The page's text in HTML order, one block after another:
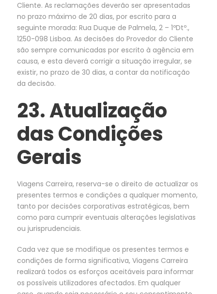
Cliente. As reclamações deverão ser apresentadas
no prazo máximo de 20 dias, por escrito para a
seguinte morada: Rua Duque de Palmela, 2 – 1ºDtº.,
1250-098 Lisboa. As decisões do Provedor do Cliente
são sempre comunicadas por escrito à agência em
causa, e esta deverá corrigir a situação irregular, se
existir, no prazo de 30 dias, a contar da notificação
da decisão.
23. Atualização
das Condições
Gerais
Viagens Carreira, reserva-se o direito de actualizar os
presentes termos e condições a qualquer momento,
tanto por decisões corporativas estratégicas, bem
como para cumprir eventuais alterações legislativas
ou jurisprudenciais.
Cada vez que se modifique os presentes termos e
condições de forma significativa, Viagens Carreira
realizará todos os esforços aceitáveis para informar
os possíveis utilizadores afectados. Em qualquer